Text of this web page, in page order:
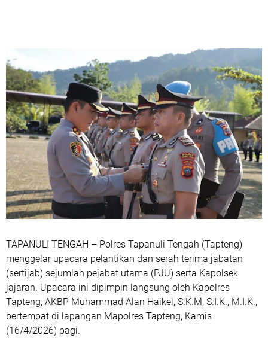
TAPANULI TENGAH – Polres Tapanuli Tengah (Tapteng)
menggelar upacara pelantikan dan serah terima jabatan
(sertijab) sejumlah pejabat utama (PJU) serta Kapolsek
jajaran. Upacara ini dipimpin langsung oleh Kapolres
Tapteng, AKBP Muhammad Alan Haikel, S.K.M, S.I.K., M.I.K.,
bertempat di lapangan Mapolres Tapteng, Kamis
(16/4/2026) pagi.